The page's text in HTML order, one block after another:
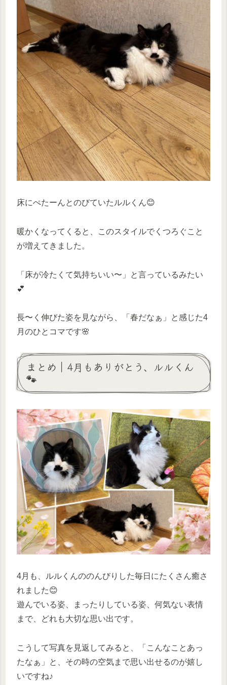
床にぺたーんとのびていたルルくん😊
暖かくなってくると、このスタイルでくつろぐこと
が増えてきました。
「床が冷たくて気持ちいい〜」と言っているみたい
💕
長〜く伸びた姿を見ながら、「春だなぁ」と感じた4
月のひとコマです🌸
まとめ｜4月もありがとう、ルルくん
🐾
4月も、ルルくんののんびりした毎日にたくさん癒さ
れました😊
遊んでいる姿、まったりしている姿、何気ない表情
まで、どれも大切な思い出です。
こうして写真を見返してみると、「こんなことあっ
たなぁ」と、その時の空気まで思い出せるのが嬉し
いですね♪